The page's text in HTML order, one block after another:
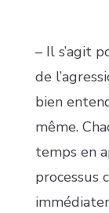
– Il s’agit
de
bien
même.
temps en
processus